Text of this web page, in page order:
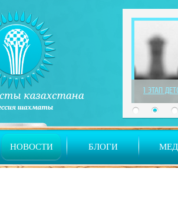
НОВОСТИ БЛОГИ
1 ЭТАП